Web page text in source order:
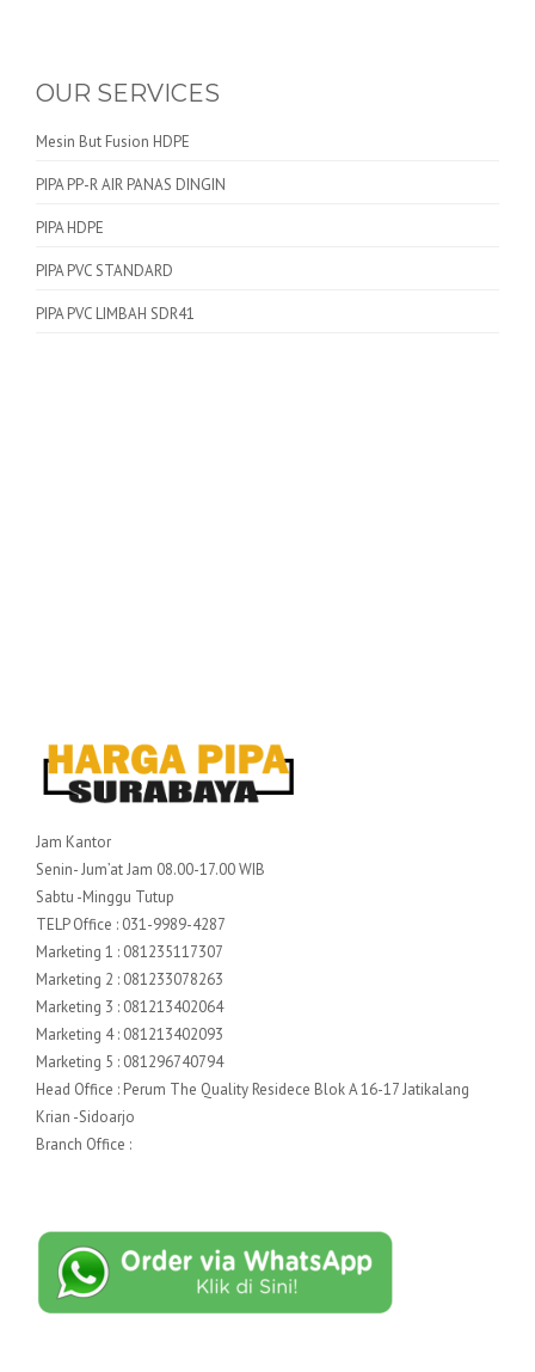
OUR SERVICES
Mesin But Fusion HDPE
PIPA PP-R AIR PANAS DINGIN
PIPA HDPE
PIPA PVC STANDARD
PIPA PVC LIMBAH SDR41
Jam Kantor
Senin- Jum’at Jam 08.00-17.00 WIB
Sabtu -Minggu Tutup
TELP Office : 031-9989-4287
Marketing 1 : 081235117307
Marketing 2 : 081233078263
Marketing 3 : 081213402064
Marketing 4 : 081213402093
Marketing 5 : 081296740794
Head Office : Perum The Quality Residece Blok A 16-17 Jatikalang
Krian -Sidoarjo
Branch Office :